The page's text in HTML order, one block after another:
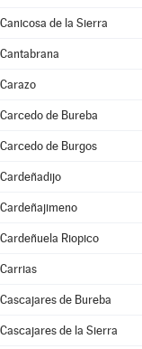
Canicosa de la Sierra
Cantabrana
Carazo
Carcedo de Bureba
Carcedo de Burgos
Cardeñadijo
Cardeñajimeno
Cardeñuela Riopico
Carrias
Cascajares de Bureba
Cascajares de la Sierra